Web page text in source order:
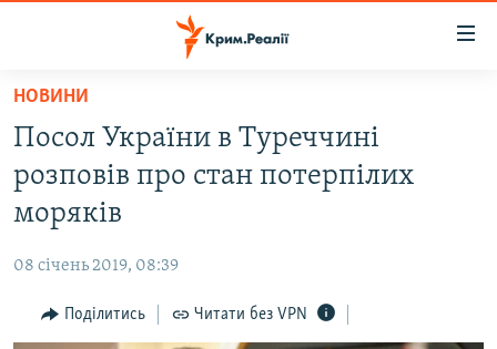
Перейти
основного
матеріалу
Перейти
до
основної
Перейти
до
ВІДЕО ТА ФОТО
БЛОГИ
ПОГЛЯД
НОВИНИ
Посол України в Туреччині
розповів про стан потерпілих
моряків
08 січень 2019, 08:39
Поділитись Читати без VPN